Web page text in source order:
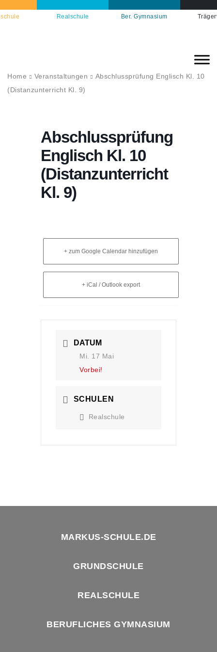
Realschule Ber. Gymnasium
Home Veranstaltungen
Abschlussprüfung Englisch Kl. 10
(Distanzunterricht Kl. 9)
Abschlussprüfung
Englisch Kl. 10
(Distanzunterricht
Kl. 9)
+ zum Google Calendar hinzufügen
+ iCal / Outlook export
DATUM
Mi. 17 Mai
Vorbei!
SCHULEN
Realschule
MARKUS-SCHULE.DE
GRUNDSCHULE
REALSCHULE
BERUFLICHES GYMNASIUM